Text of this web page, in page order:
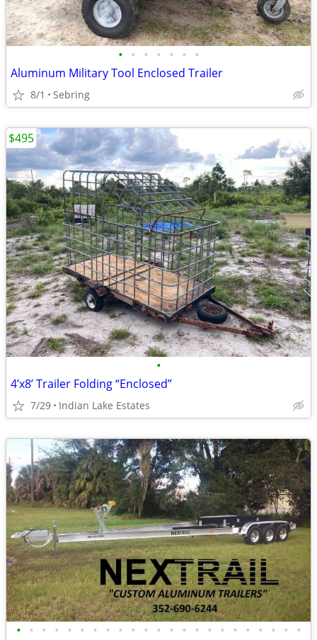
• • • • • • •
Aluminum Military Tool Enclosed Trailer
8/1 Sebring
•
4’x8’ Trailer Folding “Enclosed”
7/29 Indian Lake Estates
$495
• • • • • • • • • • • • • • • • • • • • • • •